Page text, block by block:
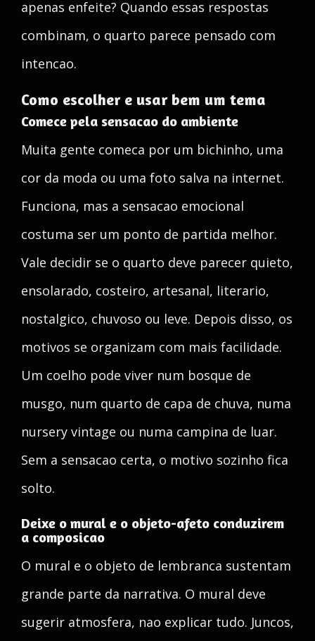
apenas enfeite? Quando essas respostas
combinam, o quarto parece pensado com
intencao.
Como escolher e usar bem um tema
Comece pela sensacao do ambiente
Muita gente comeca por um bichinho, uma
cor da moda ou uma foto salva na internet.
Funciona, mas a sensacao emocional
costuma ser um ponto de partida melhor.
Vale decidir se o quarto deve parecer quieto,
ensolarado, costeiro, artesanal, literario,
nostalgico, chuvoso ou leve. Depois disso, os
motivos se organizam com mais facilidade.
Um coelho pode viver num bosque de
musgo, num quarto de capa de chuva, numa
nursery vintage ou numa campina de luar.
Sem a sensacao certa, o motivo sozinho fica
solto.
Deixe o mural e o objeto-afeto conduzirem
a composicao
O mural e o objeto de lembranca sustentam
grande parte da narrativa. O mural deve
sugerir atmosfera, nao explicar tudo. Juncos,